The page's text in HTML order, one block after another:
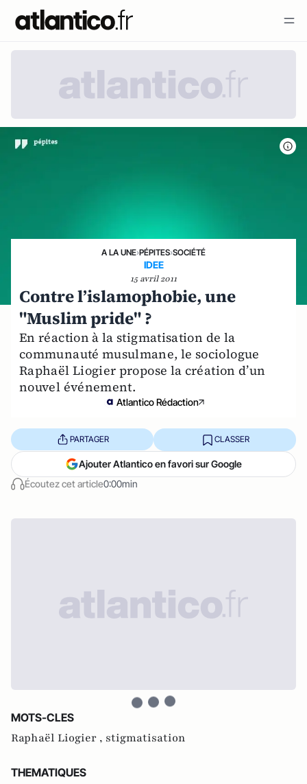
A LA UNE›PÉPITES›SOCIÉTÉ
IDEE
15 avril 2011
Contre l’islamophobie, une
"Muslim pride" ?
En réaction à la stigmatisation de la
communauté musulmane, le sociologue
Raphaël Liogier propose la création d’un
nouvel événement.
Atlantico Rédaction
Écoutez cet article0:00min
PARTAGER CLASSER
Ajouter Atlantico en favori sur Google
MOTS-CLES
Raphaël Liogier , stigmatisation
THEMATIQUES